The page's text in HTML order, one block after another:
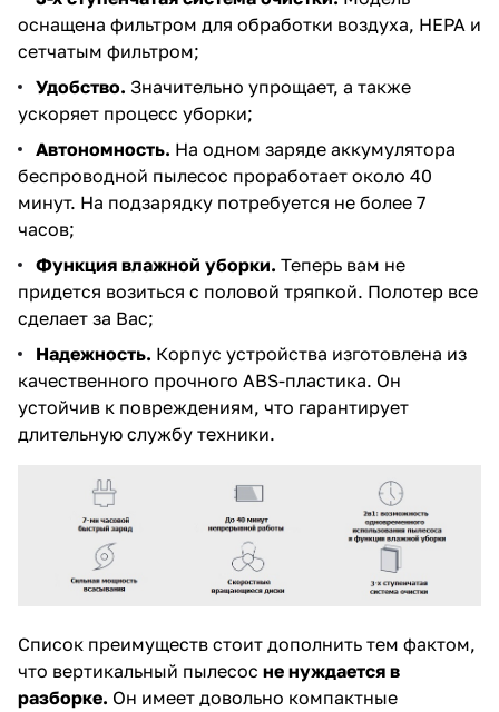
оснащена фильтром для обработки воздуха, HEPA и
сетчатым фильтром;
Удобство. Значительно упрощает, а также
ускоряет процесс уборки;
Автономность. На одном заряде аккумулятора
беспроводной пылесос проработает около 40
минут. На подзарядку потребуется не более 7
часов;
Функция влажной уборки. Теперь вам не
придется возиться с половой тряпкой. Полотер все
сделает за Вас;
Надежность. Корпус устройства изготовлена из
качественного прочного ABS-пластика. Он
устойчив к повреждениям, что гарантирует
длительную службу техники.
Список преимуществ стоит дополнить тем фактом,
что вертикальный пылесос не нуждается в
разборке. Он имеет довольно компактные